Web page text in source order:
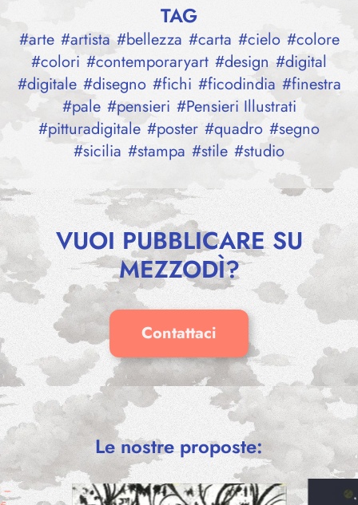
TAG
#arte #artista #bellezza #carta #cielo #colore
#colori #contemporaryart #design #digital
#digitale #disegno #fichi #ficodindia #finestra
#pale #pensieri #Pensieri Illustrati
#pitturadigitale #poster #quadro #segno
#sicilia #stampa #stile #studio
VUOI PUBBLICARE SU
MEZZODÌ?
Contattaci
Le nostre proposte:
TRE ALBERI
Neve Sarò
30,00€
Pensieri
–